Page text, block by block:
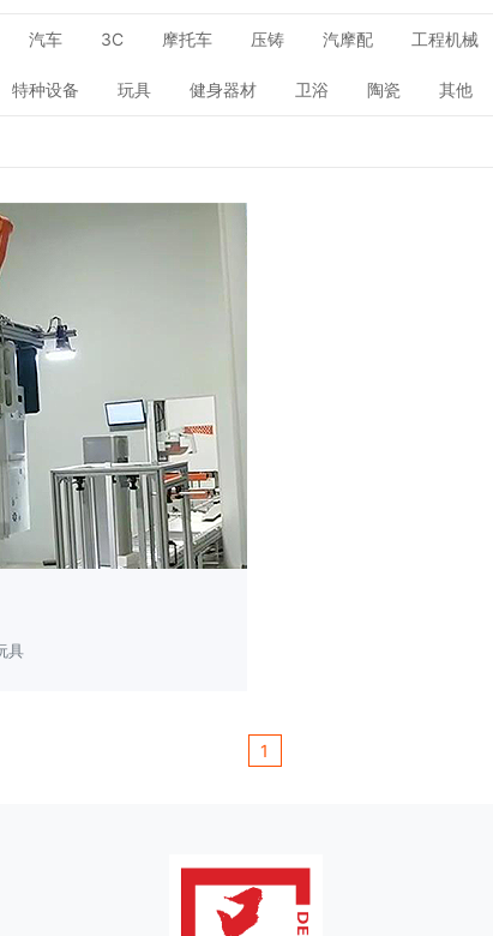
汽车 3C 摩托车 压铸 汽摩配 工程机械
特种设备 玩具 健身器材 卫浴 陶瓷 其他
具
1